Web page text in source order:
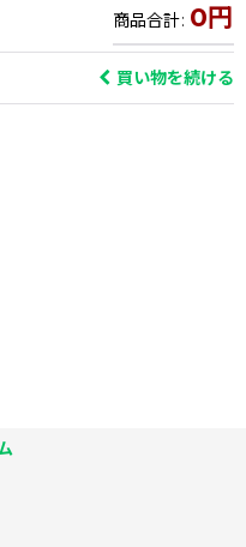
商品合計: 0円
買い物を続ける